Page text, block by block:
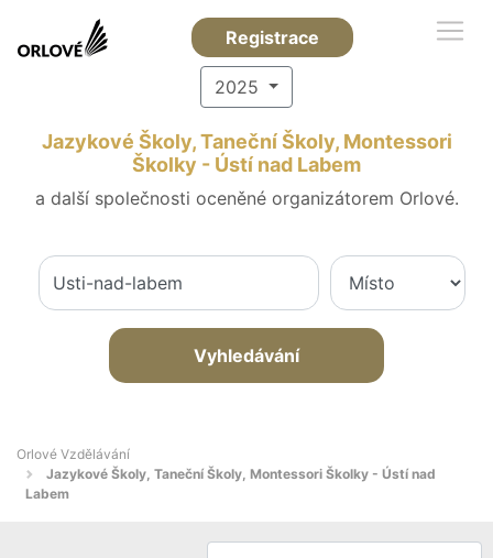
Registrace
2025
Jazykové Školy, Taneční Školy, Montessori
Školky - Ústí nad Labem
a další společnosti oceněné organizátorem Orlové.
Vyhledávání
Orlové Vzdělávání
Jazykové Školy, Taneční Školy, Montessori Školky - Ústí nad
Labem